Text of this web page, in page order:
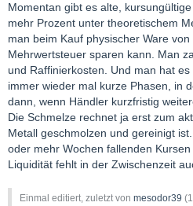
Momentan gibt es alte,
mehr Prozent unter theoretischem
man beim Kauf physischer Ware
Mehrwertsteuer sparen kann. Man
und Raffinierkosten. Und man hat
immer wieder mal kurze Phasen, in
dann, wenn Händler kurzfristig
Die Schmelze rechnet ja erst zum
Metall geschmolzen und gereinigt
oder mehr Wochen fallenden
Liquidität fehlt in der Zwischenzeit
Einmal editiert, zuletzt von mesodor39 (